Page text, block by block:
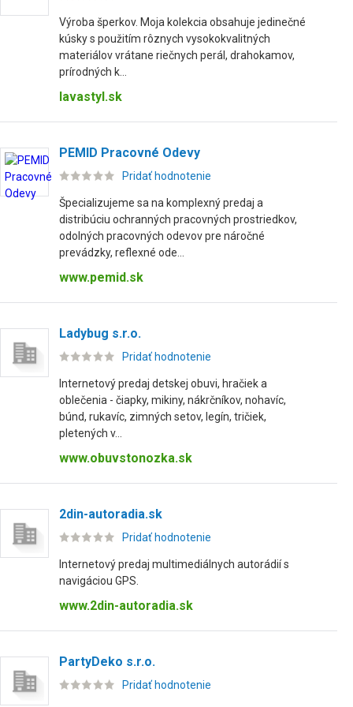
Výroba šperkov. Moja kolekcia obsahuje jedinečné
kúsky s použitím rôznych vysokokvalitných
materiálov vrátane riečnych perál, drahokamov,
prírodných k...
lavastyl.sk
PEMID Pracovné Odevy
Pridať hodnotenie
Špecializujeme sa na komplexný predaj a
distribúciu ochranných pracovných prostriedkov,
odolných pracovných odevov pre náročné
prevádzky, reflexné ode...
www.pemid.sk
Ladybug s.r.o.
Pridať hodnotenie
Internetový predaj detskej obuvi, hračiek a
oblečenia - čiapky, mikiny, nákrčníkov, nohavíc,
búnd, rukavíc, zimných setov, legín, tričiek,
pletených v...
www.obuvstonozka.sk
2din-autoradia.sk
Pridať hodnotenie
Internetový predaj multimediálnych autorádií s
navigáciou GPS.
www.2din-autoradia.sk
PartyDeko s.r.o.
Pridať hodnotenie